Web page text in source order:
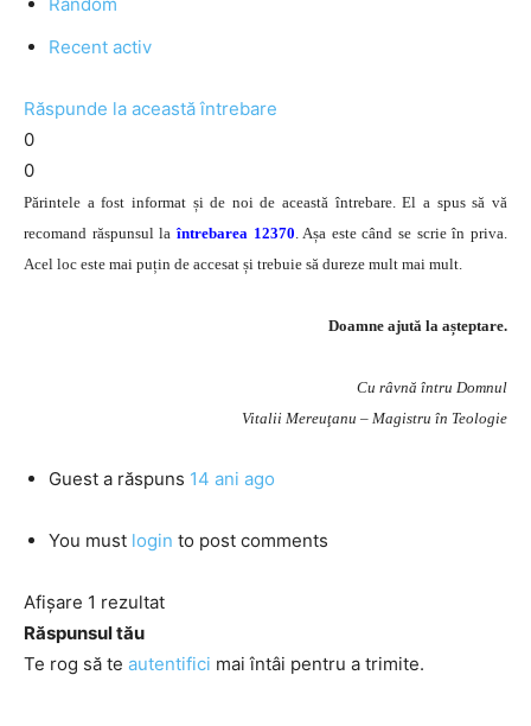
Recent activ
Răspunde la această întrebare
0
0
Părintele a fost informat și de noi de această întrebare. El a spus să vă
recomand răspunsul la întrebarea 12370. Așa este când se scrie în priva.
Acel loc este mai puțin de accesat și trebuie să dureze mult mai mult.
Doamne ajută la așteptare.
Cu râvnă întru Domnul
Vitalii Mereuţanu – Magistru în Teologie
Guest a răspuns 14 ani ago
You must login to post comments
Afișare 1 rezultat
Răspunsul tău
Te rog să te autentifici mai întâi pentru a trimite.